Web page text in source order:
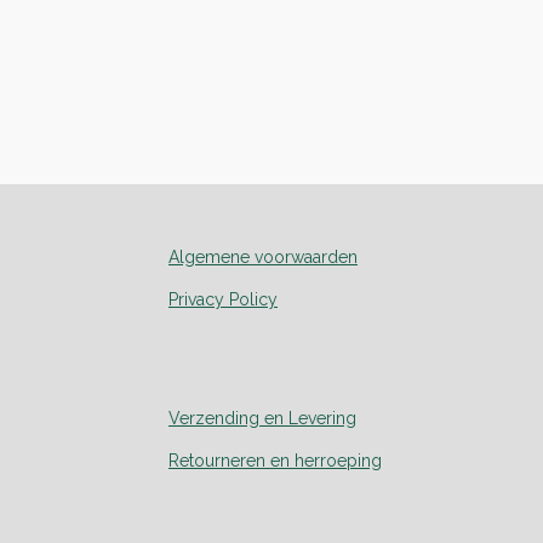
Algemene voorwaarden
Privacy Policy
Verzending en Levering
Retourneren en herroeping